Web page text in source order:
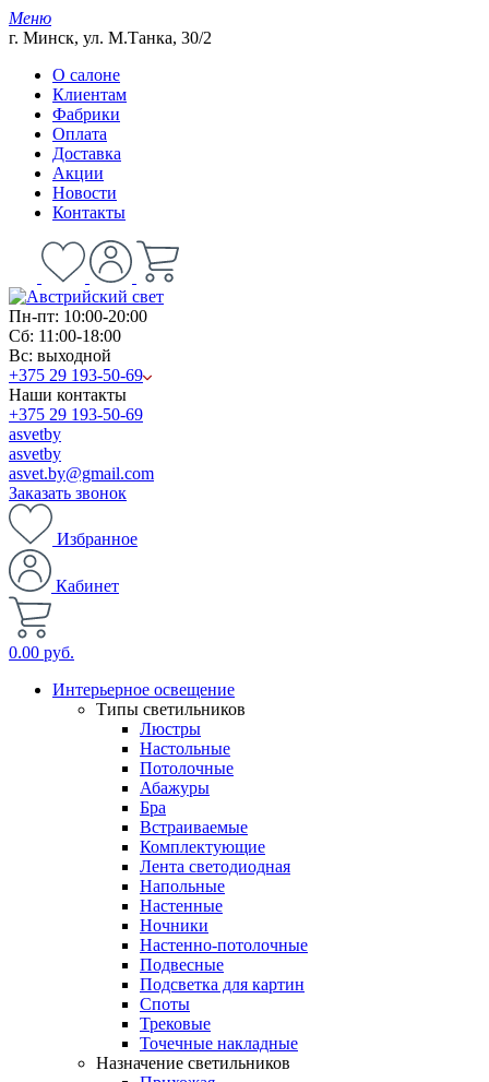
Меню
г. Минск, ул. М.Танка, 30/2
О салоне
Клиентам
Фабрики
Оплата
Доставка
Акции
Новости
Контакты
Пн-пт: 10:00-20:00
Сб: 11:00-18:00
Вс: выходной
+375 29 193-50-69
Наши контакты
+375 29 193-50-69
asvetby
asvetby
asvet.by@gmail.com
Заказать звонок
Избранное
Кабинет
0.00 руб.
Интерьерное освещение
Типы светильников
Люстры
Настольные
Потолочные
Абажуры
Бра
Встраиваемые
Комплектующие
Лента светодиодная
Напольные
Настенные
Ночники
Настенно-потолочные
Подвесные
Подсветка для картин
Споты
Трековые
Точечные накладные
Назначение светильников